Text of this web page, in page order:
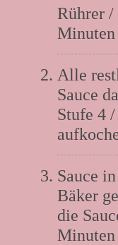
Rührer /
Minuten
Alle
Sauce
Stufe 4
Sauce
Bäker
die
Minuten